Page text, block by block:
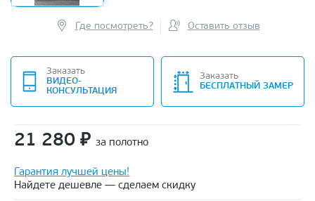
Где посмотреть? Оставить отзыв
Заказать
ВИДЕО-
КОНСУЛЬТАЦИЯ
Заказать
БЕСПЛАТНЫЙ ЗАМЕР
21 280 ₽ за полотно
Гарантия лучшей цены!
Найдете дешевле — сделаем скидку